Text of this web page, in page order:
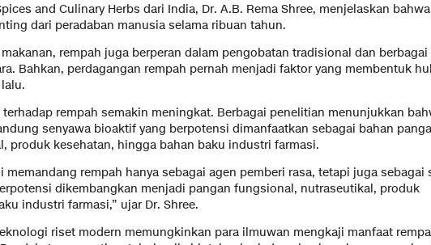
and Culinary Herbs dari India, Dr. A.B. Rema Shree, menjelaskan
dari peradaban manusia selama ribuan tahun.
rempah juga berperan dalam pengobatan tradisional dan
Bahkan, perdagangan rempah pernah menjadi faktor yang membentuk
rempah semakin meningkat. Berbagai penelitian menunjukkan
senyawa bioaktif yang berpotensi dimanfaatkan sebagai bahan
produk kesehatan, hingga bahan baku industri farmasi.
memandang rempah hanya sebagai agen pemberi rasa, tetapi juga sebagai
dikembangkan menjadi pangan fungsional, nutraseutikal, produk
industri farmasi,” ujar Dr. Shree.
riset modern memungkinkan para ilmuwan mengkaji manfaat